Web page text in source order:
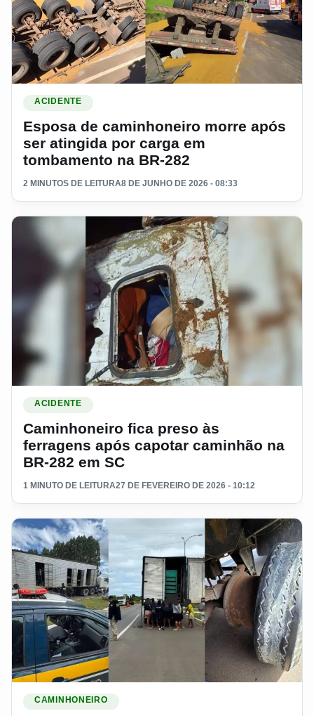
ACIDENTE
Esposa de caminhoneiro morre após
ser atingida por carga em
tombamento na BR-282
2 MINUTOS DE LEITURA8 DE JUNHO DE 2026 - 08:33
ACIDENTE
Caminhoneiro fica preso às
ferragens após capotar caminhão na
BR-282 em SC
1 MINUTO DE LEITURA27 DE FEVEREIRO DE 2026 - 10:12
CAMINHONEIRO